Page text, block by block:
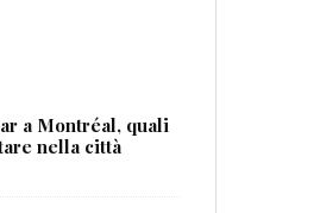
a Montréal, quali
nella città